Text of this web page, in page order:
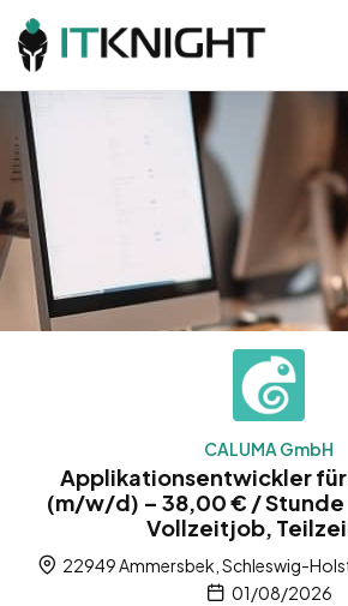
CALUMA GmbH
Applikationsentwickler für
(m/w/d) – 38,00 € / Stunde
Vollzeitjob,
22949 Ammersbek, Schleswig-
01/08/2026